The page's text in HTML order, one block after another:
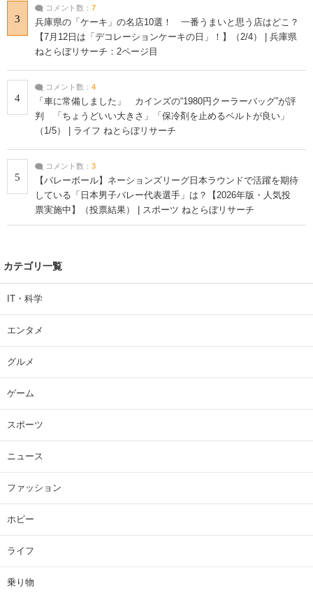
3
コメント数： 7
兵庫県の「ケーキ」の名店10選！ 一番うまいと思う店はどこ？
【7月12日は「デコレーションケーキの日」！】（2/4） | 兵庫県
ねとらぼリサーチ：2ページ目
4
コメント数： 4
「車に常備しました」 カインズの“1980円クーラーバッグ”が評
判 「ちょうどいい大きさ」「保冷剤を止めるベルトが良い」
（1/5） | ライフ ねとらぼリサーチ
5
コメント数： 3
【バレーボール】ネーションズリーグ日本ラウンドで活躍を期待
している「日本男子バレー代表選手」は？【2026年版・人気投
票実施中】（投票結果） | スポーツ ねとらぼリサーチ
カテゴリ一覧
IT・科学
エンタメ
グルメ
ゲーム
スポーツ
ニュース
ファッション
ホビー
ライフ
乗り物